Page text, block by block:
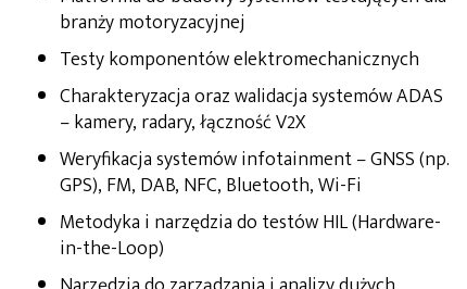
branży motoryzacyjnej
Testy komponentów elektromechanicznych
Charakteryzacja oraz walidacja systemów ADAS
– kamery, radary, łączność V2X
Weryfikacja systemów infotainment – GNSS (np.
GPS), FM, DAB, NFC, Bluetooth, Wi-Fi
Metodyka i narzędzia do testów HIL (Hardware-
in-the-Loop)